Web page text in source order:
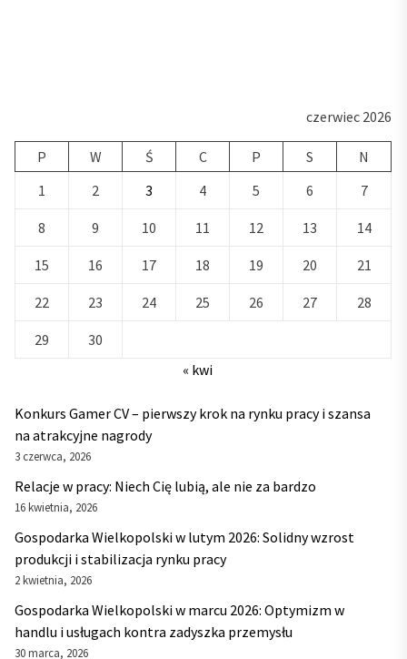
czerwiec 2026
P W Ś C P S
N
1
2 3 4 5 6 7
8 9 10 11 12 13 14
15 16 17 18 19 20 21
22 23 24 25 26 27 28
29
30
« kwi
Konkurs Gamer CV – pierwszy krok na rynku pracy i szansa
na atrakcyjne nagrody
3 czerwca, 2026
Relacje w pracy: Niech Cię lubią, ale nie za bardzo
16 kwietnia, 2026
Gospodarka Wielkopolski w lutym 2026: Solidny wzrost
produkcji i stabilizacja rynku pracy
2 kwietnia, 2026
Gospodarka Wielkopolski w marcu 2026: Optymizm w
handlu i usługach kontra zadyszka przemysłu
30 marca, 2026